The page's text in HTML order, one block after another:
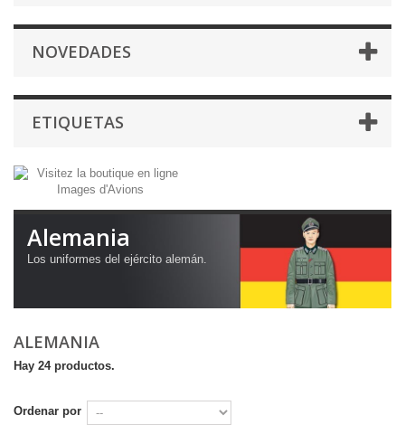
NOVEDADES
ETIQUETAS
Alemania
Los uniformes del ejército alemán.
ALEMANIA
Hay 24 productos.
Ordenar por